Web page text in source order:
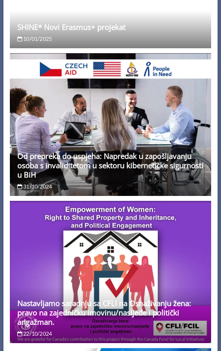
SHINE* Novi Erasmus+ projekat
10/01/2025
Od prepreka do uspjeha: Napredak u zapošljavanju
osoba s invaliditetom u sektoru kibernetičke sigurnosti
u BiH
31/10/2024
Nastavljamo saradnju sa CFLI na Osnaživanju žena:
pravo na zajedničku imovinu/nasljeđe i politički
angažman.
22/10/2024